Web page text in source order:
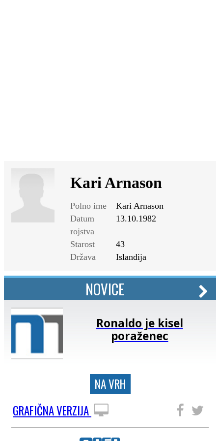
Kari Arnason
Polno ime
Kari Arnason
Datum
rojstva
13.10.1982
Starost
43
Država
Islandija
NOVICE
Ronaldo je kisel
poraženec
NA VRH
GRAFIČNA VERZIJA